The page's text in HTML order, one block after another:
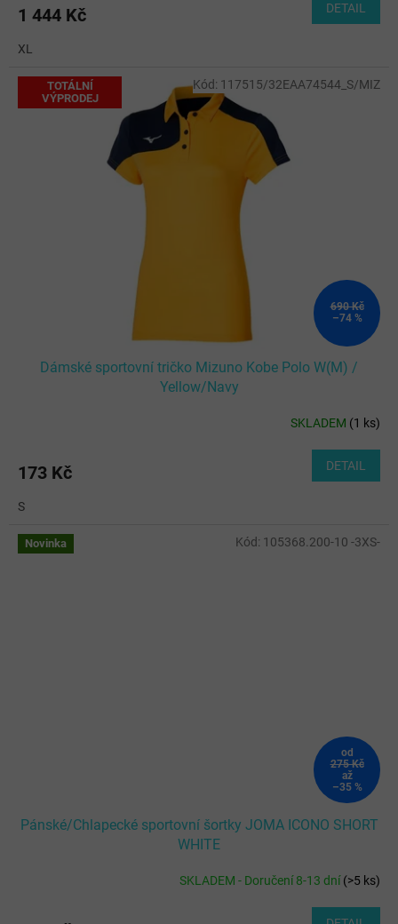
1 444 Kč DETAIL
XL
TOTÁLNÍ
VÝPRODEJ
690 Kč
–74 %
Dámské sportovní tričko Mizuno Kobe Polo W(M) /
Yellow/Navy
SKLADEM (1 ks)
173 Kč DETAIL
S
Kód: 117515/32EAA74544_S/MIZ
Novinka
od
275 Kč
až
–35 %
Pánské/Chlapecké sportovní šortky JOMA ICONO SHORT
WHITE
SKLADEM - Doručení 8-13 dní(>5 ks)
Kód: 105368.200-10 -3XS-